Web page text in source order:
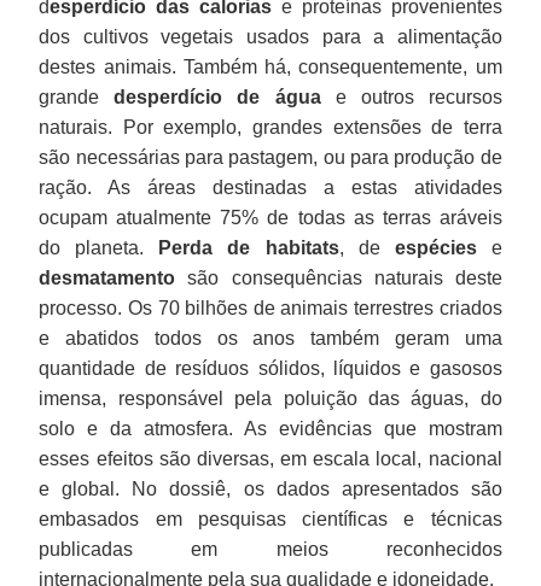
desperdício das calorias e proteínas provenientes
dos cultivos vegetais usados para a alimentação
destes animais. Também há, consequentemente, um
grandedesperdício de águae outros recursos
naturais. Por exemplo, grandes extensões de terra
são necessárias para pastagem, ou para produção de
ração. As áreas destinadas a estas atividades
ocupam atualmente 75% de todas as terras aráveis
do planeta.
Perda de habitats, de espéciese
desmatamento são consequências naturais deste
processo. Os 70 bilhões de animais terrestres criados
e abatidos todos os anos também geram uma
quantidade de resíduos sólidos, líquidos e gasosos
imensa, responsável pela poluição das águas, do
solo e da atmosfera. As evidências que mostram
esses efeitos são diversas, em escala local, nacional
e global. No dossiê, os dados apresentados são
embasados em pesquisas científicas e técnicas
publicadas em meios reconhecidos
internacionalmente pela sua qualidade e idoneidade.